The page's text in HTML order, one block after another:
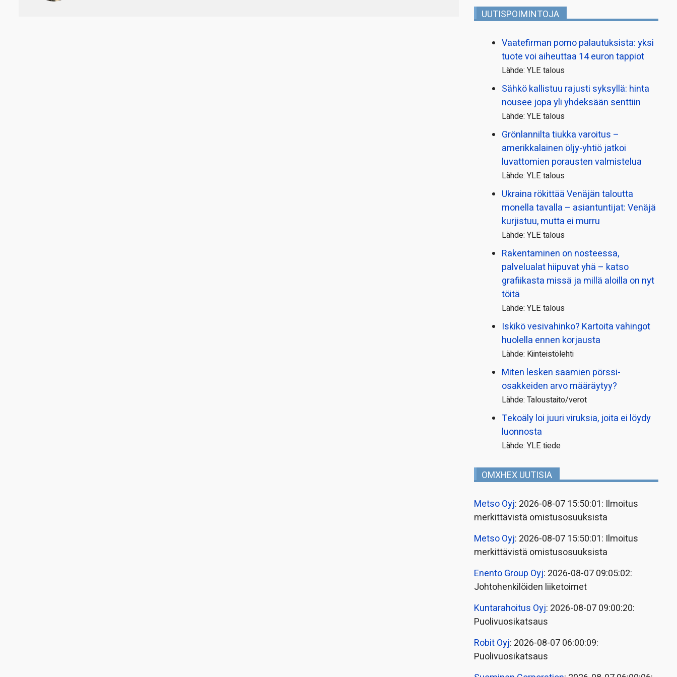
UUTISPOIMINTOJA
Vaatefirman pomo palautuksista: yksi
tuote voi aiheuttaa 14 euron tappiot
Lähde: YLE talous
Sähkö kallistuu rajusti syksyllä: hinta
nousee jopa yli yhdeksään senttiin
Lähde: YLE talous
Grönlannilta tiukka varoitus –
amerikkalainen öljy-yhtiö jatkoi
luvattomien porausten valmistelua
Lähde: YLE talous
Ukraina rökittää Venäjän taloutta
monella tavalla – asiantuntijat: Venäjä
kurjistuu, mutta ei murru
Lähde: YLE talous
Rakentaminen on nosteessa,
palvelualat hiipuvat yhä – katso
grafiikasta missä ja millä aloilla on nyt
töitä
Lähde: YLE talous
Iskikö vesivahinko? Kartoita vahingot
huolella ennen korjausta
Lähde: Kiinteistölehti
Miten lesken saamien pörssi­
osakkeiden arvo määräytyy?
Lähde: Taloustaito/verot
Tekoäly loi juuri viruksia, joita ei löydy
luonnosta
Lähde: YLE tiede
OMXHEX UUTISIA
Metso Oyj: 2026-08-07 15:50:01: Ilmoitus
merkittävistä omistusosuuksista
Metso Oyj: 2026-08-07 15:50:01: Ilmoitus
merkittävistä omistusosuuksista
Enento Group Oyj: 2026-08-07 09:05:02:
Johtohenkilöiden liiketoimet
Kuntarahoitus Oyj: 2026-08-07 09:00:20:
Puolivuosikatsaus
Robit Oyj: 2026-08-07 06:00:09:
Puolivuosikatsaus